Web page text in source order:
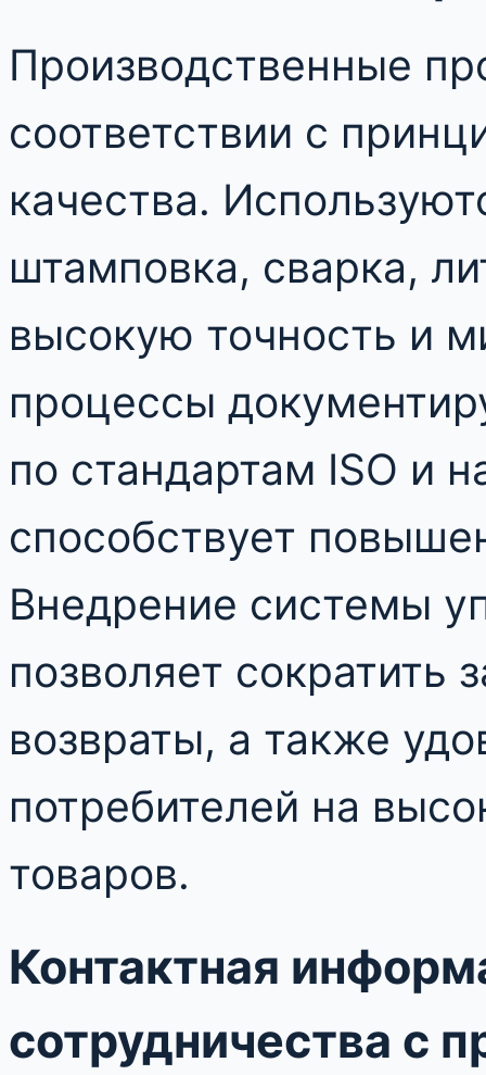
Производственные
соответствии с
качества.
штамповка, сварка,
высокую точность и
процессы
по стандартам ISO и
способствует
Внедрение системы
позволяет сократить
возвраты, а также
потребителей на
товаров.
Контактная
сотрудничества с